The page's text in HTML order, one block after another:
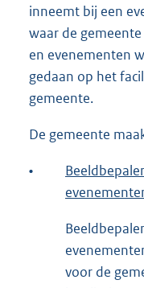
inneemt bij een
waar de
en evenementen
gedaan op het
gemeente.
De gemeente
•
voor de